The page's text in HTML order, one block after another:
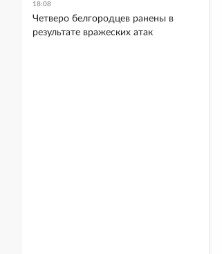
18:08
Четверо белгородцев ранены в
результате вражеских атак